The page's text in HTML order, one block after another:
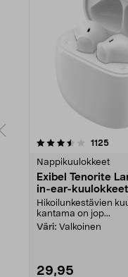
1125
Nappikuulokkeet
Exibel Tenorite
in-ear-
Wireless
Hikoilunkestävien
kantama on jop...
Väri: Valkoinen
29,95
0.0 viidestä